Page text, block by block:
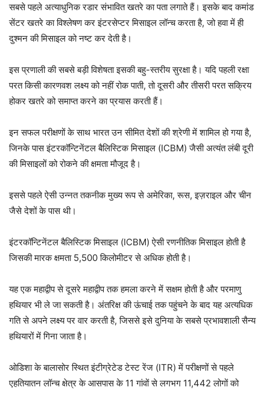
सबसे पहले अत्याधुनिक रडार संभावित खतरे का पता लगाते हैं। इसके बाद कमांड
सेंटर खतरे का विश्लेषण कर इंटरसेप्टर मिसाइल लॉन्च करता है, जो हवा में ही
दुश्मन की मिसाइल को नष्ट कर देती है।
इस प्रणाली की सबसे बड़ी विशेषता इसकी बहु-स्तरीय सुरक्षा है। यदि पहली रक्षा
परत किसी कारणवश लक्ष्य को नहीं रोक पाती, तो दूसरी और तीसरी परत सक्रिय
होकर खतरे को समाप्त करने का प्रयास करती हैं।
इन सफल परीक्षणों के साथ भारत उन सीमित देशों की श्रेणी में शामिल हो गया है,
जिनके पास इंटरकॉन्टिनेंटल बैलिस्टिक मिसाइल (ICBM) जैसी अत्यंत लंबी दूरी
की मिसाइलों को रोकने की क्षमता मौजूद है।
इससे पहले ऐसी उन्नत तकनीक मुख्य रूप से अमेरिका, रूस, इज़राइल और चीन
जैसे देशों के पास थी।
इंटरकॉन्टिनेंटल बैलिस्टिक मिसाइल (ICBM) ऐसी रणनीतिक मिसाइल होती है
जिसकी मारक क्षमता 5,500 किलोमीटर से अधिक होती है।
यह एक महाद्वीप से दूसरे महाद्वीप तक हमला करने में सक्षम होती है और परमाणु
हथियार भी ले जा सकती है। अंतरिक्ष की ऊंचाई तक पहुंचने के बाद यह अत्यधिक
गति से अपने लक्ष्य पर वार करती है, जिससे इसे दुनिया के सबसे प्रभावशाली सैन्य
हथियारों में गिना जाता है।
ओडिशा के बालासोर स्थित इंटीग्रेटेड टेस्ट रेंज (ITR) में परीक्षणों से पहले
एहतियातन लॉन्च क्षेत्र के आसपास के 11 गांवों से लगभग 11,442 लोगों को